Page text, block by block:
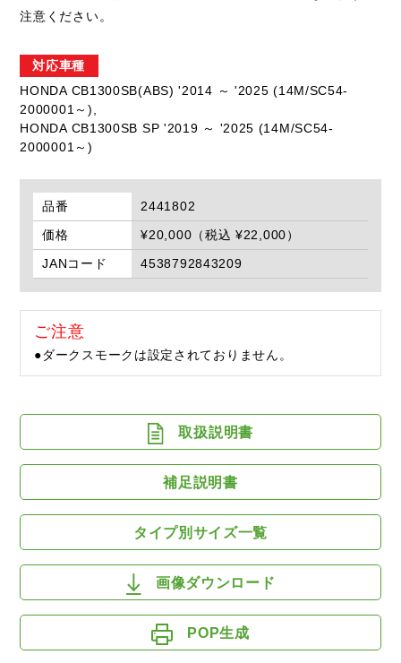
注意ください。
対応車種
HONDA CB1300SB(ABS) '2014 ～ '2025 (14M/SC54-
2000001～),
HONDA CB1300SB SP '2019 ～ '2025 (14M/SC54-
2000001～)
品番
2441802
価格
¥20,000（税込 ¥22,000）
JANコード
4538792843209
ご注意
●ダークスモークは設定されておりません。
取扱説明書
補足説明書
タイプ別サイズ一覧
画像ダウンロード
POP生成